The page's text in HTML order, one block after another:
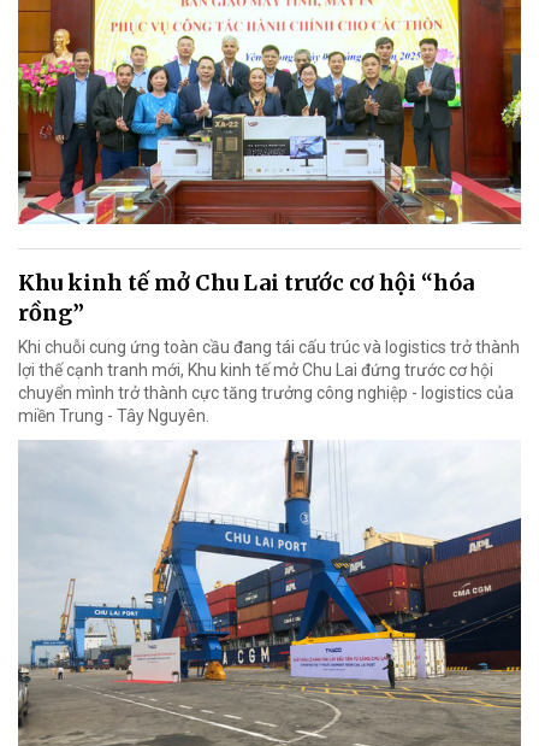
Khu kinh tế mở Chu Lai trước cơ hội “hóa
rồng”
Khi chuỗi cung ứng toàn cầu đang tái cấu trúc và logistics trở thành
lợi thế cạnh tranh mới, Khu kinh tế mở Chu Lai đứng trước cơ hội
chuyển mình trở thành cực tăng trưởng công nghiệp - logistics của
miền Trung - Tây Nguyên.